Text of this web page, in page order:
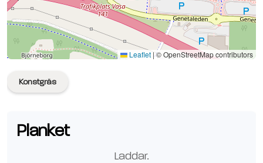
Leaflet |© OpenStreetMap contributors
Se planen på Google Maps
Konstgräs
Planket
Laddar.